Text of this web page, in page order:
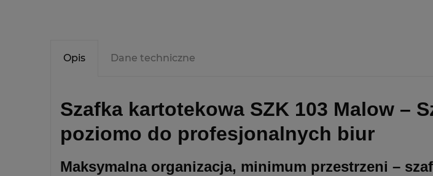
Opis Dane techniczne
Szafka kartotekowa SZK 103 Malow –
poziomo do profesjonalnych biur
Maksymalna organizacja, minimum przestrzeni –